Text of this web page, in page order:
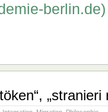
berlin.de)
„stranieri